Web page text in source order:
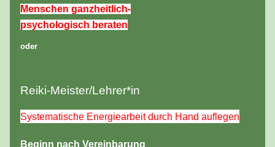
Menschen ganzheitlich-
psychologisch beraten
oder
Reiki-Meister/Lehrer*in
Systematische Energiearbeit durch Hand auflegen
Beginn nach Vereinbarung